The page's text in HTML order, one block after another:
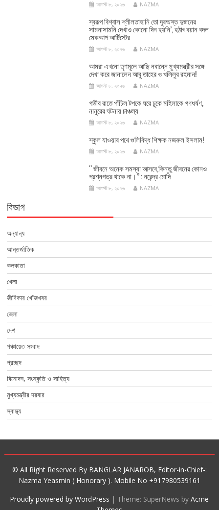
আগস্ট ৮, ২০২৬ NAZMA
স্বরূপ বিশ্বাস শ্লীলতাহানি তো দূরঅস্ত দুজনের
সামনাসামনি দেখাও কোনো দিন হয়নি’, হঠাৎ বয়ান বদল
মেকআপ আর্টিস্টের
আগস্ট ৮, ২০২৬ NAZMA
আমরা এখনো তৃণমূলে আছি নবান্নে মুখ্যমন্ত্রীর সঙ্গে
দেখা করে জানালেন আবু তাহের ও খলিলুর রহমান!
আগস্ট ৮, ২০২৬ NAZMA
গভীর রাতে পাঁচিল টপকে ঘরে ঢুকে মহিলাকে গণধর্ষণ,
নানুরের ঘটনায় চাঞ্চল্য
আগস্ট ৮, ২০২৬ NAZMA
স্কুল যাওয়ার পথে গুলিবিদ্ধ শিক্ষক নজরুল ইসলাম!
আগস্ট ৮, ২০২৬ NAZMA
‘‘ জীবনে অনেক সমস্যা আসবে,কিন্তু জীবনের কোনও
প্রশ্নপত্র থাকে না।’’ : নরেন্দ্র মোদি
আগস্ট ৮, ২০২৬ NAZMA
বিভাগ
অন্যান্য
আন্তর্জাতিক
কলকাতা
খেলা
জীবিকার খোঁজখবর
জেলা
দেশ
পঞ্চায়েত সংবাদ
প্রচ্ছদ
বিনোদন, সংস্কৃতি ও সাহিত্য
মুখ্যমন্ত্রীর দরবার
স্বাস্থ্য
© All Right Reserved By BANGLAR JANAROB, Editor-in-Chief-:
Nazma Yeasmin ( Honorary ). Mobile No +917980539161
Proudly powered by WordPress | Theme: SuperNews byAcme